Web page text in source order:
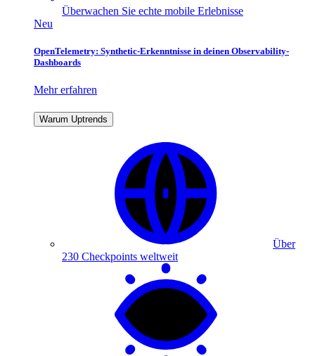
Überwachen Sie echte mobile Erlebnisse
Neu
OpenTelemetry: Synthetic-Erkenntnisse in deinen Observability-
Dashboards
Mehr erfahren
Warum Uptrends
Über
230 Checkpoints weltweit